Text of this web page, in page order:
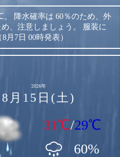
降水確率は 60％のため、外
、注意しましょう。
服装に
8月7日 00時発表）
2026年
8月15日(土)
31℃/29℃
60%